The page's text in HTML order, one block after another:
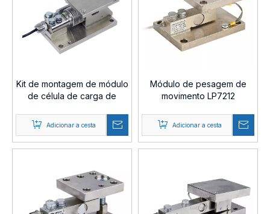
Kit de montagem de módulo
de célula de carga de
Adicionar a cesta
Módulo de pesagem de
movimento LP7212
Adicionar a cesta